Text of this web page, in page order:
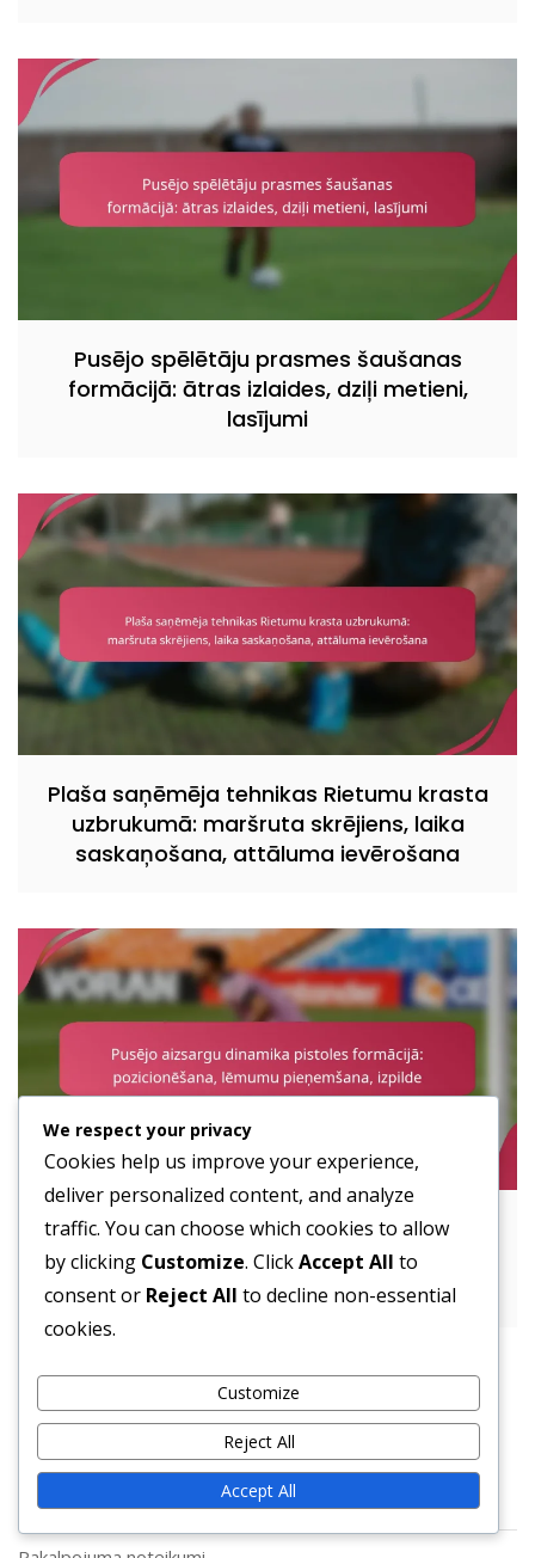
Pusējo spēlētāju prasmes šaušanas
formācijā: ātras izlaides, dziļi metieni,
lasījumi
Plaša saņēmēja tehnikas Rietumu krasta
uzbrukumā: maršruta skrējiens, laika
saskaņošana, attāluma ievērošana
Pusējo aizsargu dinamika pistoles
formācijā: pozicionēšana, lēmumu
pieņemšana, izpilde
Juridiskā informācija
Kas mēs esam
We respect your privacy
Cookies help us improve your experience,
deliver personalized content, and analyze
traffic. You can choose which cookies to allow
by clicking Customize. ClickAccept All to
consent or Reject All to decline non-essential
cookies.
Customize
Reject All
Accept All